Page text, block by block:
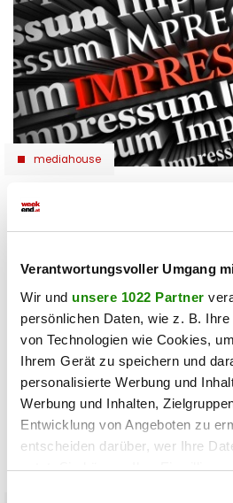
Verantwortungsvoller Umgang
Wir und unsere 1022 Partner
persönlichen Daten, wie z. B.
von Technologien wie Cookies,
Ihrem Gerät zu speichern und
personalisierte Werbung und
Werbung und Inhalten,
Entwicklung von Angeboten zu
entscheiden darüber, wer Ihre
nutzt. Sie können Ihre
mediahouse
Impressum Weekend
Offenlegung der
Magazin
30.09.2024 UM 06:30, MARIO MARKUS